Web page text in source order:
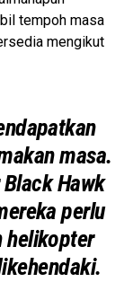
tempoh masa
mengikut
masa.
Hawk
perlu
helikopter